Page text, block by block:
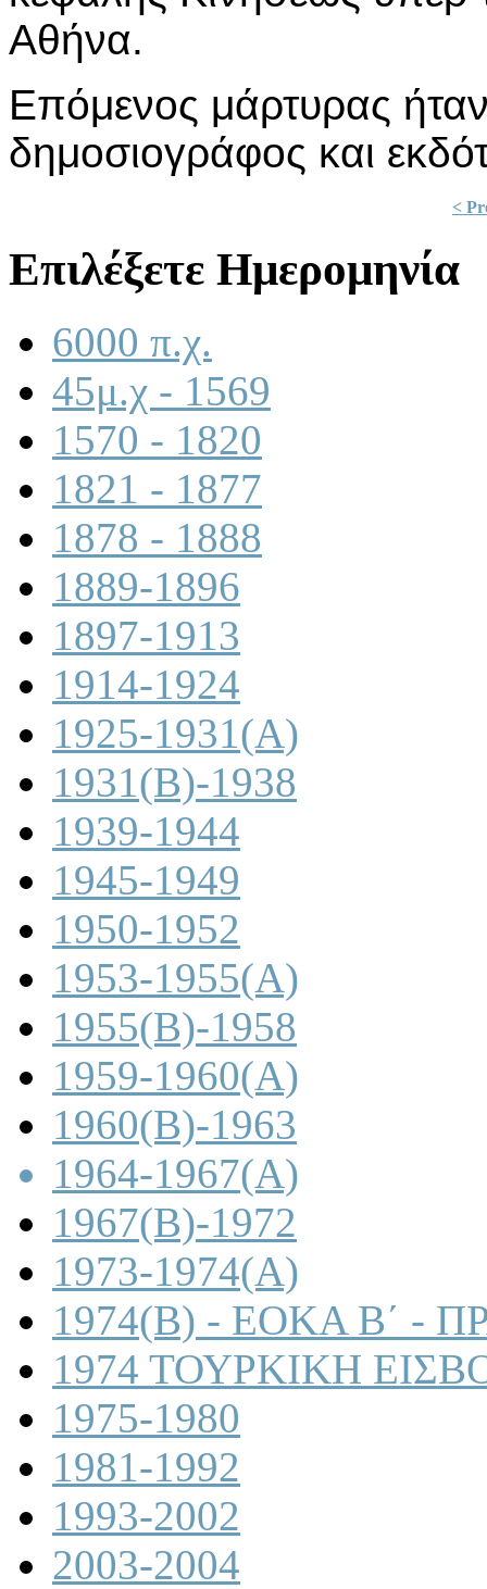
Αθήνα.
Επόμενος μάρτυρας
δημοσιογράφος και
<
Επιλέξετε Ημερομηνία
6000 π.χ.
45μ.χ - 1569
1570 - 1820
1821 - 1877
1878 - 1888
1889-1896
1897-1913
1914-1924
1925-1931(A)
1931(B)-1938
1939-1944
1945-1949
1950-1952
1953-1955(A)
1955(B)-1958
1959-1960(A)
1960(B)-1963
1964-1967(A)
1967(B)-1972
1973-1974(A)
1974(B) - ΕΟΚΑ Β΄ -
1974 ΤΟΥΡΚΙΚΗ
1975-1980
1981-1992
1993-2002
2003-2004